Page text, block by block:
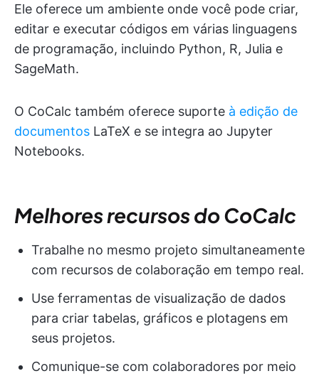
Ele oferece um ambiente onde você pode criar,
editar e executar códigos em várias linguagens
de programação, incluindo Python, R, Julia e
SageMath.
O CoCalc também oferece suporte à edição de
documentos LaTeX e se integra ao Jupyter
Notebooks.
Melhores recursos do CoCalc
Trabalhe no mesmo projeto simultaneamente
com recursos de colaboração em tempo real.
Use ferramentas de visualização de dados
para criar tabelas, gráficos e plotagens em
seus projetos.
Comunique-se com colaboradores por meio